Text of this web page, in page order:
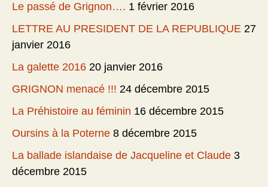
Le passé de Grignon…. 1 février 2016
LETTRE AU PRESIDENT DE LA REPUBLIQUE 27
janvier 2016
La galette 2016 20 janvier 2016
GRIGNON menacé !!! 24 décembre 2015
La Préhistoire au féminin 16 décembre 2015
Oursins à la Poterne 8 décembre 2015
La ballade islandaise de Jacqueline et Claude 3
décembre 2015